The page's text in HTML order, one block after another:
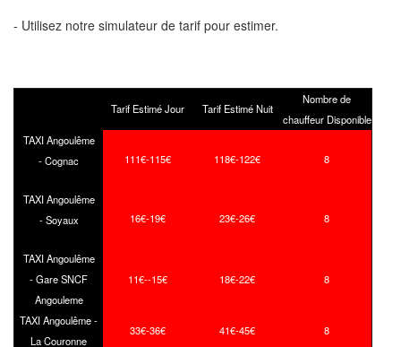
- Utilisez notre simulateur de tarif pour estimer.
Tarif Estimé Jour Tarif Estimé Nuit
Nombre de
chauffeur Disponible
TAXI Angoulême
- Cognac
111€-115€ 118€-122€ 8
TAXI Angoulême
- Soyaux
16€-19€ 23€-26€ 8
TAXI Angoulême
- Gare SNCF
Angouleme
11€--15€ 18€-22€ 8
TAXI Angoulême -
La Couronne
33€-36€ 41€-45€ 8